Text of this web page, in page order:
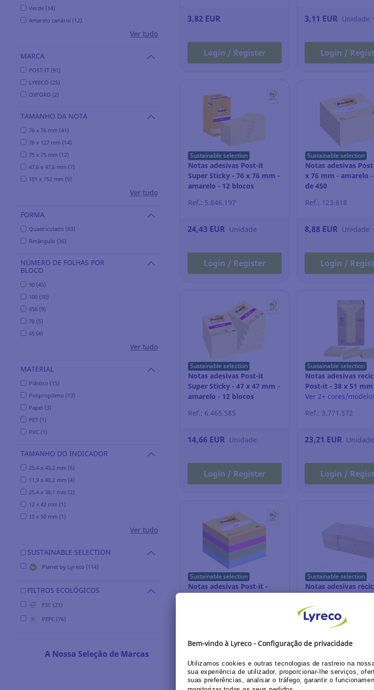
Verde (14)
Amarelo canário (12)
Ver tudo
MARCA
POST-IT (91)
LYRECO (25)
OXFORD (2)
TAMANHO DA NOTA
76 x 76 mm (41)
76 x 127 mm (14)
75 x 75 mm (12)
47,6 x 47,6 mm (7)
101 x 152 mm (5)
Ver tudo
FORMA
Quadriculado (63)
Retângulo (36)
NÚMERO DE FOLHAS POR
BLOCO
90 (45)
100 (30)
450 (9)
70 (5)
45 (4)
Ver tudo
MATERIAL
Plástico (15)
Polipropileno (13)
Papel (3)
PET (1)
PVC (1)
TAMANHO DO INDICADOR
25,4 x 43,2 mm (6)
11,9 x 43,2 mm (4)
25,4 x 38,1 mm (2)
12 x 42 mm (1)
15 x 50 mm (1)
Ver tudo
SUSTAINABLE SELECTION
Planet by Lyreco (114)
FILTROS ECOLÓGICOS
FSC (21)
PEFC (76)
A Nossa Seleção de Marcas
3,82 EUR
Login / Register
3,11 EUR Unidade
Login /
Sustainable selection
Notas adesivas Post-it
Super Sticky - 76 x 76 mm -
amarelo - 12 blocos
Ref.: 5.846.197
24,43 EUR Unidade
Login / Register
Sustainable selection
Notas adesivas
x 76 mm - amarelo -
de 450
Ref.: 123.618
8,88 EUR Unidade
Login /
Sustainable selection
Notas adesivas Post-it
Super Sticky - 47 x 47 mm -
amarelo - 12 blocos
Ref.: 6.465.585
14,66 EUR Unidade
Login / Register
Sustainable selection
Notas adesivas
Post-it - 38 x 51
amarelo - 24 blocos
Ver 2+ cores/
Ref.: 3.771.572
23,21 EUR Unidade
Login /
Sustainable selection
Notas adesivas Post-it -
Unidade
Login / Register
Sustainable selection
Notas adesivas
amarelo - 12 blocos
Ref.: 15.536.968
3,01 EUR
Login /